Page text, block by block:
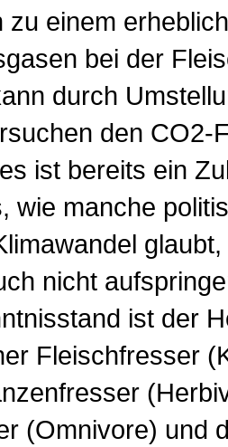
zu einem
bei der
durch
den CO2-
ist bereits ein
wie manche
nicht
ist der
Fleischfresser
(Omnivore) und